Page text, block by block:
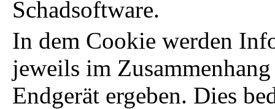
Schadsoftware.
In dem Cookie werden
jeweils im
Endgerät ergeben. Dies